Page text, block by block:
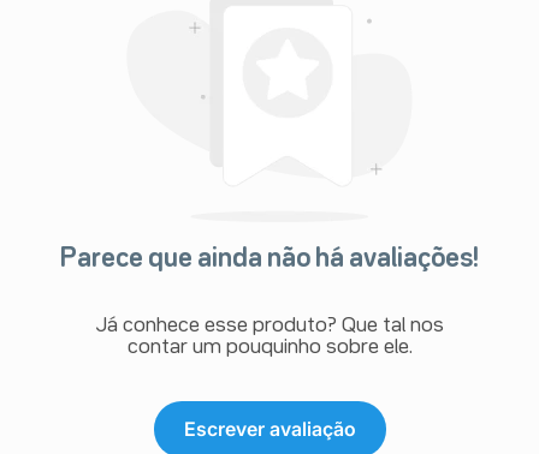
Parece que ainda não há avaliações!
Já conhece esse produto? Que tal nos
contar um pouquinho sobre ele.
Escrever avaliação